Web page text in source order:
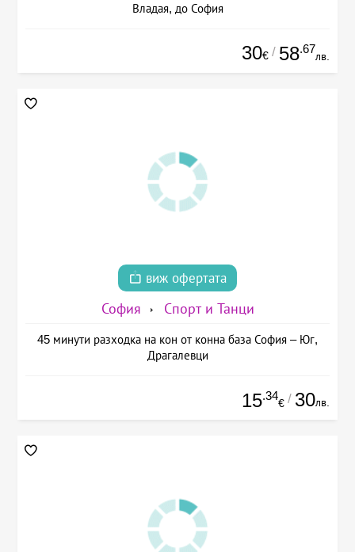
Владая, до София
30€ / 58.67
лв.
виж офертата
София Спорт и Танци
45 минути разходка на кон от конна база София – Юг,
Драгалевци
15.34
€ / 30лв.